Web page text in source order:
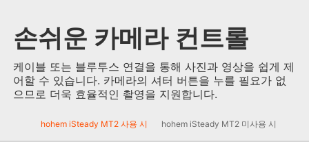
손쉬운 카메라 컨트롤
케이블 또는 블루투스 연결을 통해 사진과 영상을 쉽게 제
어할 수 있습니다. 카메라의 셔터 버튼을 누를 필요가 없
으므로 더욱 효율적인 촬영을 지원합니다.
hohem iSteady MT2 사용 시 hohem iSteady MT2 미사용 시